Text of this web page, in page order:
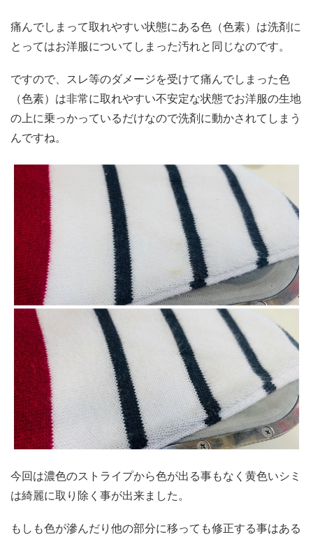
痛んでしまって取れやすい状態にある色（色素）は洗剤に
とってはお洋服についてしまった汚れと同じなのです。
ですので、スレ等のダメージを受けて痛んでしまった色
（色素）は非常に取れやすい不安定な状態でお洋服の生地
の上に乗っかっているだけなので洗剤に動かされてしまう
んですね。
今回は濃色のストライプから色が出る事もなく黄色いシミ
は綺麗に取り除く事が出来ました。
もしも色が滲んだり他の部分に移っても修正する事はある